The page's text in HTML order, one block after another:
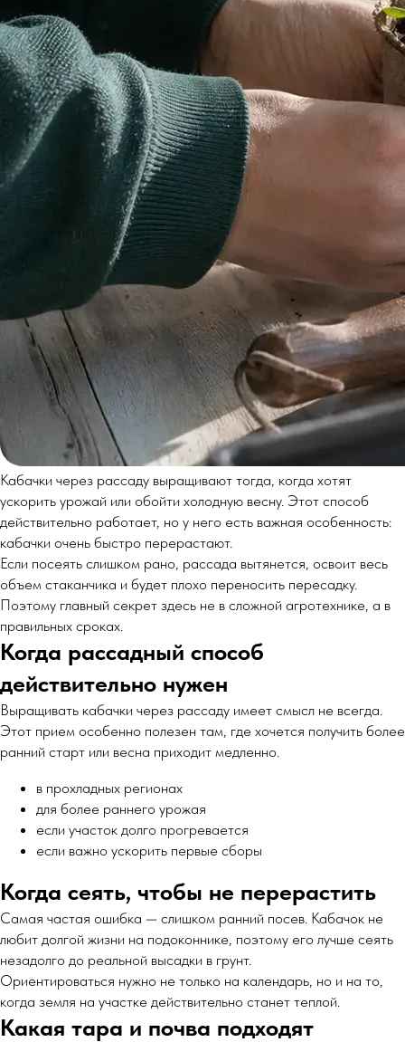
Кабачки через рассаду выращивают тогда, когда хотят
ускорить урожай или обойти холодную весну. Этот способ
действительно работает, но у него есть важная особенность:
кабачки очень быстро перерастают.
Если посеять слишком рано, рассада вытянется, освоит весь
объем стаканчика и будет плохо переносить пересадку.
Поэтому главный секрет здесь не в сложной агротехнике, а в
правильных сроках.
Когда рассадный способ
действительно нужен
Выращивать кабачки через рассаду имеет смысл не всегда.
Этот прием особенно полезен там, где хочется получить более
ранний старт или весна приходит медленно.
в прохладных регионах
для более раннего урожая
если участок долго прогревается
если важно ускорить первые сборы
Когда сеять, чтобы не перерастить
Самая частая ошибка — слишком ранний посев. Кабачок не
любит долгой жизни на подоконнике, поэтому его лучше сеять
незадолго до реальной высадки в грунт.
Ориентироваться нужно не только на календарь, но и на то,
когда земля на участке действительно станет теплой.
Какая тара и почва подходят